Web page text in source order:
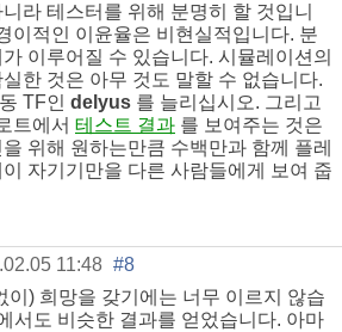
라 테스터를 위해 분명히 할 것입니
이적인 이윤율은 비현실적입니다. 분
이루어질 수 있습니다. 시뮬레이션의
한 것은 아무 것도 말할 수 없습니다.
TF인 delyus 를 늘리십시오. 그리고
트에서 테스트 결과 를 보여주는 것은
위해 원하는만큼 수백만과 함께 플레
자기기만을 다른 사람들에게 보여 줍
11:48 #8
이) 희망을 갖기에는 너무 이르지 않습
서도 비슷한 결과를 얻었습니다. 아마